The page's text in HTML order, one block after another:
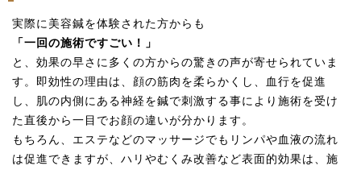
実際に美容鍼を体験された方からも
「一回の施術ですごい！」
と、効果の早さに多くの方からの驚きの声が寄せられていま
す。即効性の理由は、顔の筋肉を柔らかくし、血行を促進
し、肌の内側にある神経を鍼で刺激する事により施術を受け
た直後から一目でお顔の違いが分かります。
もちろん、エステなどのマッサージでもリンパや血液の流れ
は促進できますが、ハリやむくみ改善など表面的効果は、施